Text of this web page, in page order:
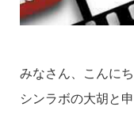
みなさん、こんに
シンラボの大胡と申